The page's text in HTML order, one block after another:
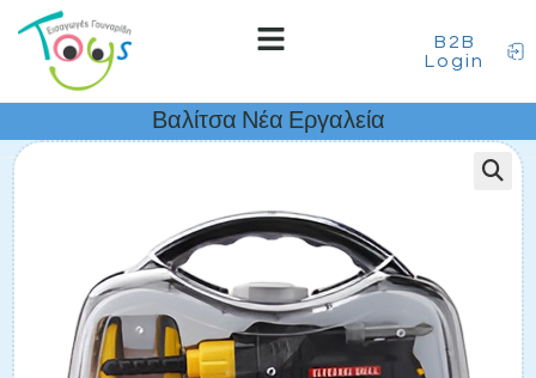
B2B
Login
Βαλίτσα Νέα Εργαλεία